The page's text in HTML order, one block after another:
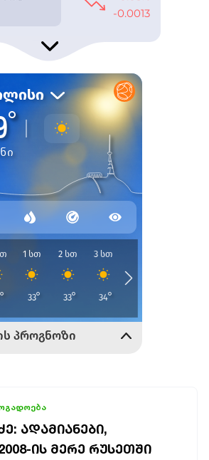
ᲐᲓᲐᲛᲘᲐᲜᲔᲑᲘ,
ᲘᲡ ᲛᲔᲠᲔ ᲠᲣᲡᲔᲗᲨᲘ